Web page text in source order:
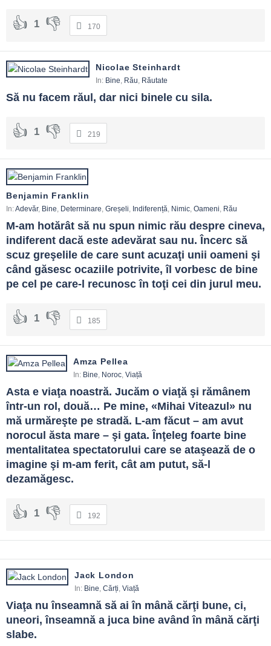
1 170
Nicolae Steinhardt
In: Bine Rău Răutate
Să nu facem răul, dar nici binele cu sila.
1 219
Benjamin Franklin
In:Adevăr, Bine, Determinare, Greșeli, Indiferență, Nimic, Oameni, Rău
M-am hotărât să nu spun nimic rău despre cineva,
indiferent dacă este adevărat sau nu. Încerc să
scuz greşelile de care sunt acuzaţi unii oameni şi
când găsesc ocaziile potrivite, îl vorbesc de bine
pe cel pe care-l recunosc în toţi cei din jurul meu.
1 185
Amza Pellea
In: Bine, Noroc, Viață
Asta e viaţa noastră. Jucăm o viaţă şi rămânem
într-un rol, două… Pe mine, «Mihai Viteazul» nu
mă urmăreşte pe stradă. L-am făcut – am avut
norocul ăsta mare – şi gata. Înţeleg foarte bine
mentalitatea spectatorului care se ataşează de o
imagine şi m-am ferit, cât am putut, să-l
dezamăgesc.
1 192
Jack London
In: Bine, Cărți, Viață
Viaţa nu înseamnă să ai în mână cărţi bune, ci,
uneori, înseamnă a juca bine având în mână cărţi
slabe.